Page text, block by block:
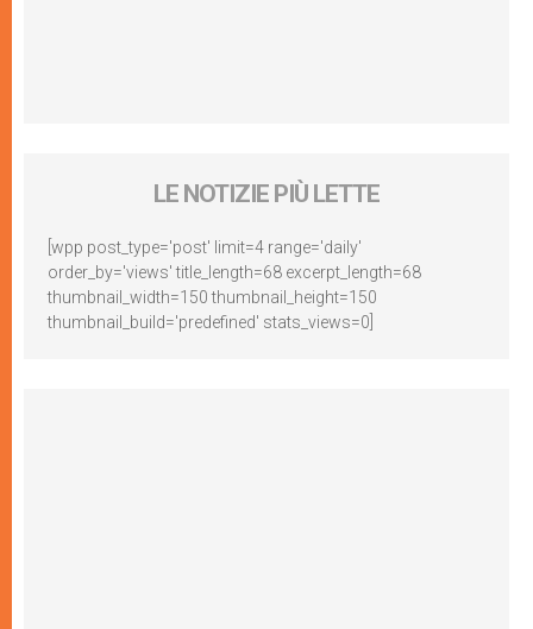
LE NOTIZIE PIÙ LETTE
[wpp post_type='post' limit=4 range='daily'
order_by='views' title_length=68 excerpt_length=68
thumbnail_width=150 thumbnail_height=150
thumbnail_build='predefined' stats_views=0]